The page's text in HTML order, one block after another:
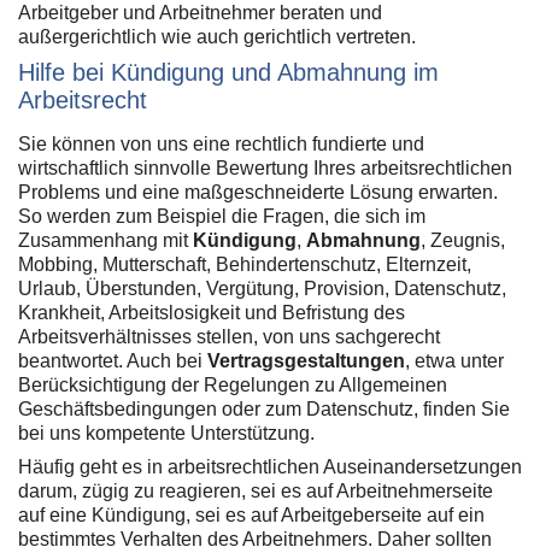
Arbeitgeber und Arbeitnehmer beraten und
außergerichtlich wie auch gerichtlich vertreten.
Hilfe bei Kündigung und Abmahnung im
Arbeitsrecht
Sie können von uns eine rechtlich fundierte und
wirtschaftlich sinnvolle Bewertung Ihres arbeitsrechtlichen
Problems und eine maßgeschneiderte Lösung erwarten.
So werden zum Beispiel die Fragen, die sich im
Zusammenhang mit Kündigung, Abmahnung, Zeugnis,
Mobbing, Mutterschaft, Behindertenschutz, Elternzeit,
Urlaub, Überstunden, Vergütung, Provision, Datenschutz,
Krankheit, Arbeitslosigkeit und Befristung des
Arbeitsverhältnisses stellen, von uns sachgerecht
beantwortet. Auch bei Vertragsgestaltungen, etwa unter
Berücksichtigung der Regelungen zu Allgemeinen
Geschäftsbedingungen oder zum Datenschutz, finden Sie
bei uns kompetente Unterstützung.
Häufig geht es in arbeitsrechtlichen Auseinandersetzungen
darum, zügig zu reagieren, sei es auf Arbeitnehmerseite
auf eine Kündigung, sei es auf Arbeitgeberseite auf ein
bestimmtes Verhalten des Arbeitnehmers. Daher sollten